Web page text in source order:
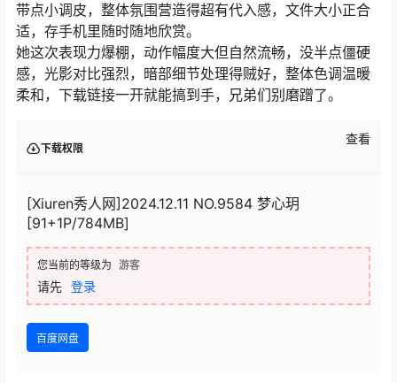
带点小调皮，整体氛围营造得超有代入感，文件大小正合
适，存手机里随时随地欣赏。
她这次表现力爆棚，动作幅度大但自然流畅，没半点僵硬
感，光影对比强烈，暗部细节处理得贼好，整体色调温暖
柔和，下载链接一开就能搞到手，兄弟们别磨蹭了。
下载权限
查看
[Xiuren秀人网]2024.12.11 NO.9584 梦心玥
[91+1P/784MB]
您当前的等级为 游客
请先 登录
百度网盘